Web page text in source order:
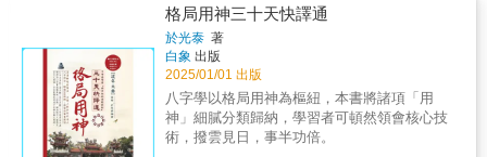
人/ 執行長/ 搜尋行銷顧問本書詳細完整的介紹
八字、五行的運作與觀念，並將命盤的關隘和
解命的哲學和盤托出，我很開心能夠讀到這本
對世人有幫助的書籍，沒有八字基礎的人看得
懂，也能學得基礎，懂八字的人則更能受到啟
發並了解命盤關鍵。祝福並相信此書能夠讓更
多的人看到並且受益。──曾鼎元（子玄）｜前
象，陰陽不能偏廢；現今社會女人的角色與男
人相較，亦是不遑多讓。此冊〔女命專評〕除
了補足傳統命理之失，亦為現代命理重新定
義。
完全一致！八字命理中，有許多「公式」，本
書旨在整理科學證實者，並公開一些未經證實
卻極準確的經驗法則。本書將介紹多種精準神
煞。神煞學，即運程書所言之吉星凶星，吉星
凶星入命，終身影響命主。神煞學乃算命精準
之依據。作者在書中大量引用現代科學研究+統
計的結果，論述干支五行，神煞六親等存在的
科學性+統計學層面的正確性。這些不經意的科
格局用神三十天快譯通
於光泰 著
白象 出版
2025/01/01 出版
八字學以格局用神為樞紐，本書將諸項「用
神」細膩分類歸納，學習者可頓然領會核心技
術，撥雲見日，事半功倍。